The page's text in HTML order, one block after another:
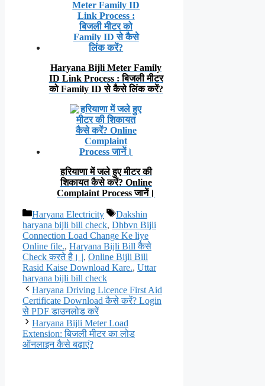
Haryana Bijli Meter Family
ID Link Process : बिजली मीटर
को Family ID से कैसे लिंक करें?
हरियाणा में जले हुए मीटर की
शिकायत कैसे करें? Online
Complaint Process जानें।
Categories
Haryana Electricity Tags
Dakshin
haryana bijli bill check, Dhbvn Bijli
Connection Load Change Ke liye
Online file., Haryana Bijli Bill कैसे
Check करते है। |, Online Bijli Bill
Rasid Kaise Download Kare., Uttar
haryana bijli bill check
Haryana Driving Licence First Aid
Certificate Download कैसे करें? Login
से PDF डाउनलोड करें
Haryana Bijli Meter Load
Extension: बिजली मीटर का लोड
ऑनलाइन कैसे बढ़ाएं?